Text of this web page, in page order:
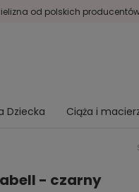
od polskich
Dziecka Ciąża i
- czarny